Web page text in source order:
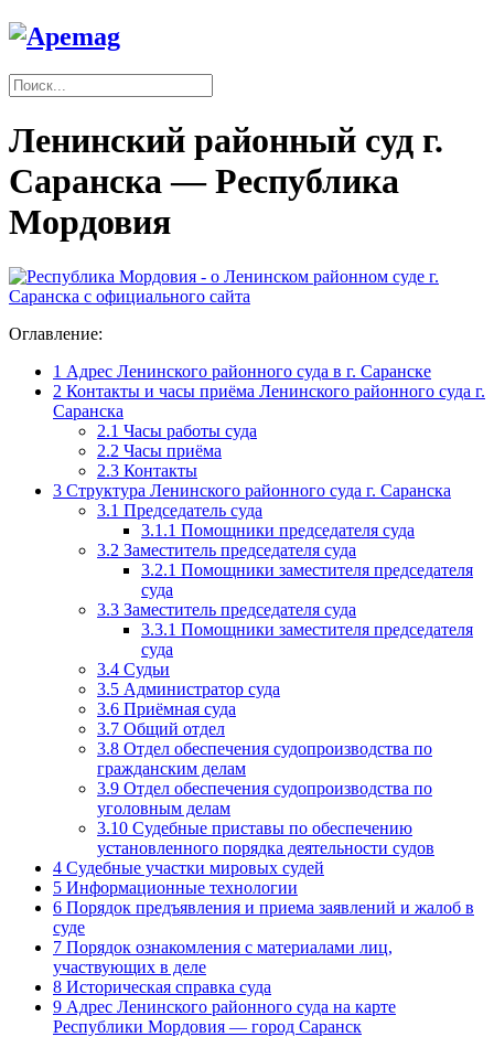
Ленинский районный суд г.
Саранска — Республика
Мордовия
Оглавление:
1 Адрес Ленинского районного суда в г. Саранске
2 Контакты и часы приёма Ленинского районного суда г.
Саранска
2.1 Часы работы суда
2.2 Часы приёма
2.3 Контакты
3 Структура Ленинского районного суда г. Саранска
3.1 Председатель суда
3.1.1 Помощники председателя суда
3.2 Заместитель председателя суда
3.2.1 Помощники заместителя председателя
суда
3.3 Заместитель председателя суда
3.3.1 Помощники заместителя председателя
суда
3.4 Судьи
3.5 Администратор суда
3.6 Приёмная суда
3.7 Общий отдел
3.8 Отдел обеспечения судопроизводства по
гражданским делам
3.9 Отдел обеспечения судопроизводства по
уголовным делам
3.10 Судебные приставы по обеспечению
установленного порядка деятельности судов
4 Судебные участки мировых судей
5 Информационные технологии
6 Порядок предъявления и приема заявлений и жалоб в
суде
7 Порядок ознакомления с материалами лиц,
участвующих в деле
8 Историческая справка суда
9 Адрес Ленинского районного суда на карте
Республики Мордовия — город Саранск